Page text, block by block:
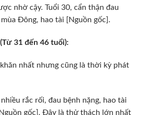
nhờ cậy. Tuổi 30, cẩn thận đau
Đông, hao tài [Nguồn gốc].
31 đến 46 tuổi):
nhất nhưng cũng là thời kỳ phát
rắc rối, đau bệnh nặng, hao tài
gốc]. Đây là thử thách lớn nhất